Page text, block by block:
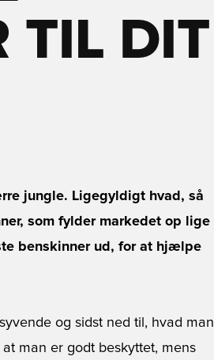
TIL DIT
jungle. Ligegyldigt hvad, så
som fylder markedet op lige
benskinner ud, for at hjælpe
og sidst ned til, hvad man
man er godt beskyttet, mens